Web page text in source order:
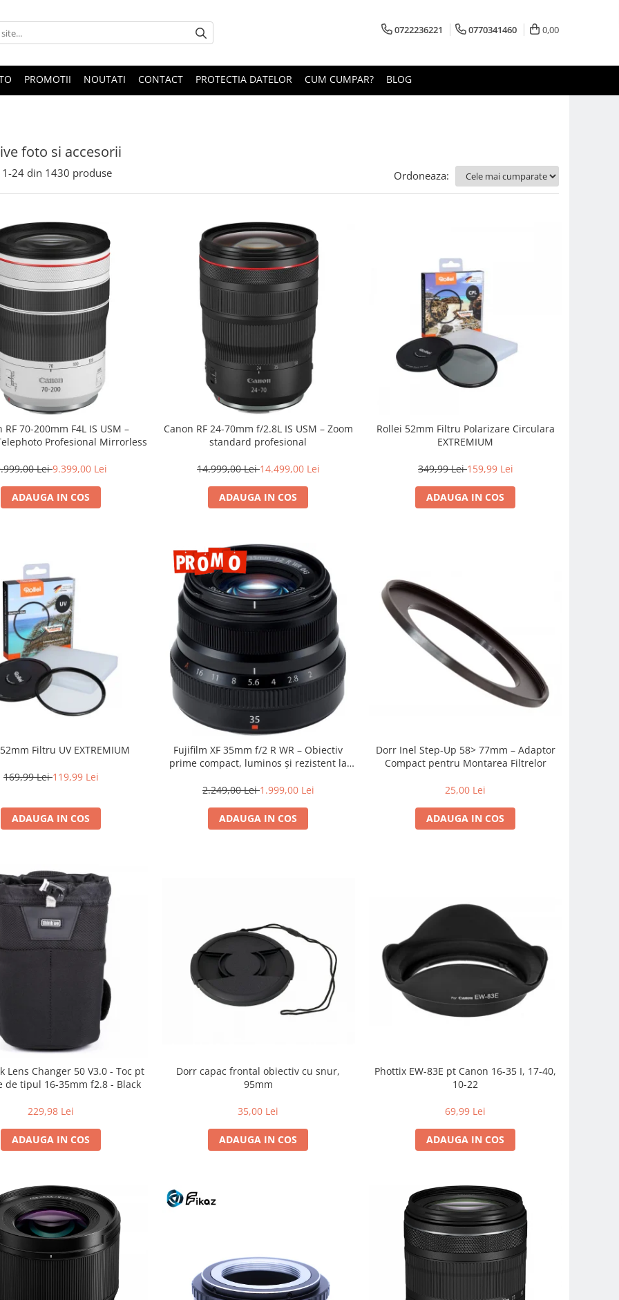
0722236221 0770341460 0,00
PROMOTII NOUTATI CONTACT PROTECTIA DATELOR CUM CUMPAR? BLOG
foto si accesorii
1-24 din 1430 produse Ordoneaza:
RF 70-200mm F4L IS USM –
Profesional Mirrorless
Lei9.399,00 Lei
ADAUGA IN COS
Canon RF 24-70mm f/2.8L IS USM – Zoom
standard profesional
14.999,00 Lei14.499,00 Lei
ADAUGA IN COS
Rollei 52mm Filtru Polarizare Circulara
EXTREMIUM
349,99 Lei159,99 Lei
ADAUGA IN COS
Filtru UV EXTREMIUM
169,99 Lei119,99 Lei
ADAUGA IN COS
Fujifilm XF 35mm f/2 R WR – Obiectiv
prime compact, luminos și rezistent la
2.249,00 Lei1.999,00 Lei
ADAUGA IN COS
Dorr Inel Step-Up 58> 77mm – Adaptor
Compact pentru Montarea Filtrelor
25,00 Lei
ADAUGA IN COS
Lens Changer 50 V3.0 - Toc pt
de tipul 16-35mm f2.8 - Black
229,98 Lei
ADAUGA IN COS
Dorr capac frontal obiectiv cu snur,
95mm
35,00 Lei
ADAUGA IN COS
Phottix EW-83E pt Canon 16-35 I, 17-40,
10-22
69,99 Lei
ADAUGA IN COS